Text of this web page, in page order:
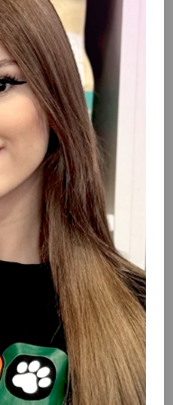
Все
С
400 МЛ.